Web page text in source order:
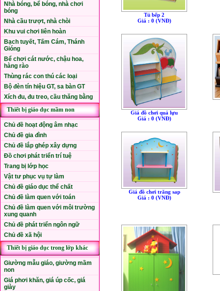
Nhà bóng, bể bóng, nhà chơi
bóng
Nhà cầu trượt, nhà chòi
Khu vui chơi liên hoàn
Bạch tuyết, Tấm Cám, Thánh
Gióng
Bể chơi cát nước, chậu hoa,
hàng rào
Thùng rác con thú các loại
Bộ đèn tín hiệu GT, sa bàn GT
Xích đu, đu treo, cầu thăng bằng
Thiết bị giáo dục mầm non
Chủ đề hoạt động âm nhạc
Chủ đề gia đình
Chủ đề lắp ghép xây dựng
Đồ chơi phát triển trí tuệ
Trang bị lớp học
Vật tư phục vụ tự làm
Chủ đề giáo dục thể chất
Chủ đề làm quen với toán
Chủ đề làm quen với môi trường
xung quanh
Chủ đề phát triển ngôn ngữ
Chủ đề xã hội
Thiết bị giáo dục trong lớp khác
Giường mẫu giáo, giường mầm
non
Giá phơi khăn, giá úp cốc, giá
giày
Tủ bếp 2
Giá : 0 (VNÐ)
Giá đồ chơi quả lựu
Giá : 0 (VNÐ)
Giá đồ chơi trăng sap
Giá : 0 (VNÐ)